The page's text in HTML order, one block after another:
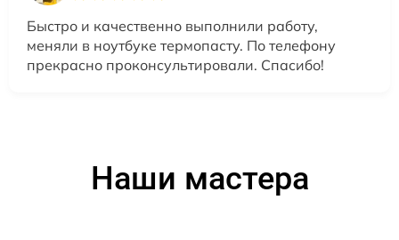
Быстро и качественно выполнили работу,
меняли в ноутбуке термопасту. По телефону
прекрасно проконсультировали. Спасибо!
Наши мастера